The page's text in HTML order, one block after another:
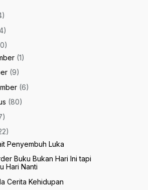
(1)
(9)
(6)
(80)
Penyembuh Luka
Buku Bukan Hari Ini tapi
Hari Nanti
Cerita Kehidupan